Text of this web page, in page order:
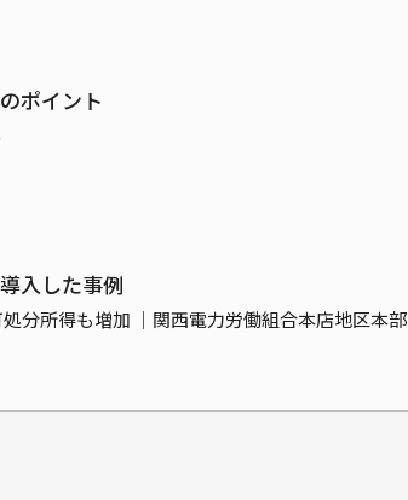
ポイント
入した事例
分所得も増加 ｜関西電力労働組合本店地区本部